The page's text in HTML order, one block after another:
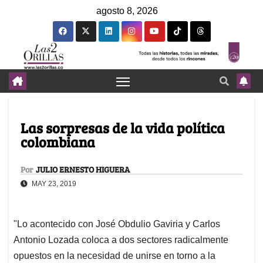
agosto 8, 2026
Las sorpresas de la vida política
colombiana
Por JULIO ERNESTO HIGUERA
MAY 23, 2019
"Lo acontecido con José Obdulio Gaviria y Carlos
Antonio Lozada coloca a dos sectores radicalmente
opuestos en la necesidad de unirse en torno a la